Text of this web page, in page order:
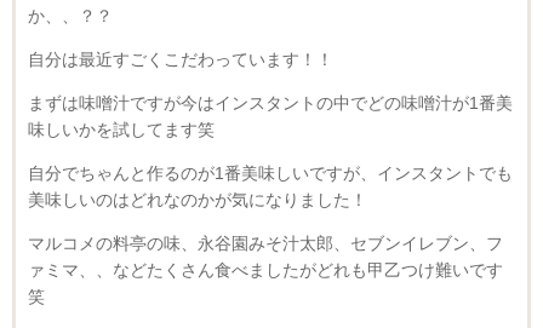
か、、？？
自分は最近すごくこだわっています！！
まずは味噌汁ですが今はインスタントの中でどの味噌汁が1番美
味しいかを試してます笑
自分でちゃんと作るのが1番美味しいですが、インスタントでも
美味しいのはどれなのかが気になりました！
マルコメの料亭の味、永谷園みそ汁太郎、セブンイレブン、フ
ァミマ、、などたくさん食べましたがどれも甲乙つけ難いです
笑